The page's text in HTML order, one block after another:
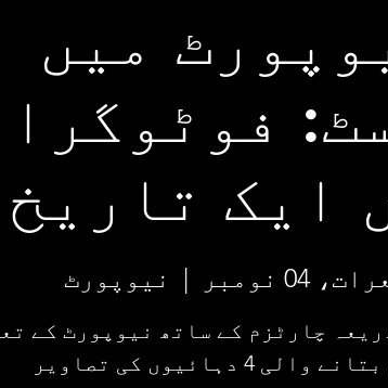
میں
ایک تاریخ
04 نومبر
  |
نیوپورٹ
چارٹزم کے ساتھ نیوپورٹ کے
4 دہائیوں کی تصاویر